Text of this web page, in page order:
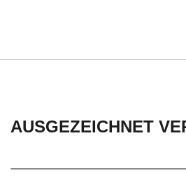
E
AUSGEZEICHNET